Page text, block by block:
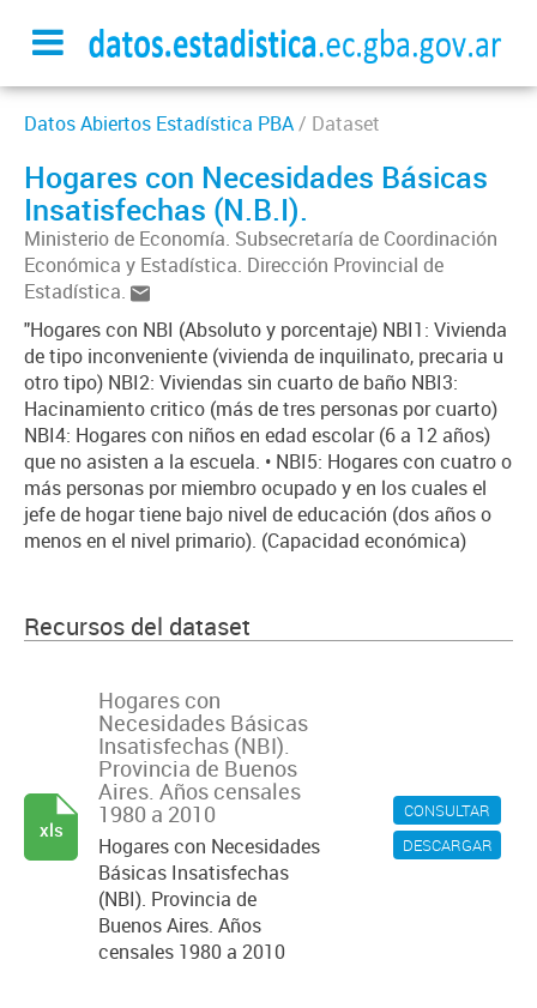
Datos Abiertos Estadística PBA/ Dataset
Hogares con Necesidades Básicas
Insatisfechas (N.B.I).
Ministerio de Economía. Subsecretaría de Coordinación
Económica y Estadística. Dirección Provincial de
Estadística.
"Hogares con NBI (Absoluto y porcentaje) NBI1: Vivienda
de tipo inconveniente (vivienda de inquilinato, precaria u
otro tipo) NBI2: Viviendas sin cuarto de baño NBI3:
Hacinamiento critico (más de tres personas por cuarto)
NBI4: Hogares con niños en edad escolar (6 a 12 años)
que no asisten a la escuela. • NBI5: Hogares con cuatro o
más personas por miembro ocupado y en los cuales el
jefe de hogar tiene bajo nivel de educación (dos años o
menos en el nivel primario). (Capacidad económica)
Recursos del dataset
CONSULTAR
DESCARGAR
Hogares con
Necesidades Básicas
Insatisfechas (NBI).
Provincia de Buenos
Aires. Años censales
1980 a 2010
Hogares con Necesidades
Básicas Insatisfechas
(NBI). Provincia de
Buenos Aires. Años
censales 1980 a 2010
xls